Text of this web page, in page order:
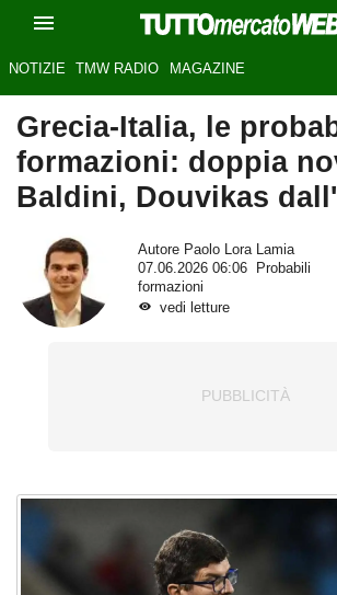
NOTIZIE TMW RADIO MAGAZINE
Grecia-Italia, le
formazioni: doppia
Baldini, Douvikas
Autore Paolo Lora Lamia
07.06.2026 06:06
Probabili
formazioni
vedi letture